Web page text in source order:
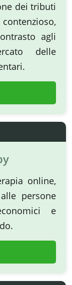
dei tributi
agli
delle
online,
persone
e